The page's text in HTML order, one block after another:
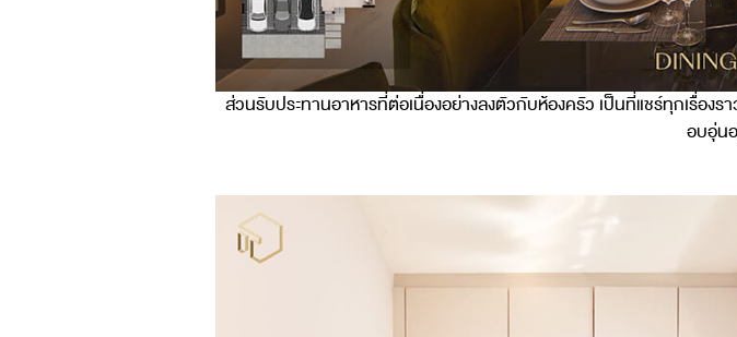
ส่วนรับประทานอาหารที่ต่อเนื่องอย่างลงตัวกับห้องครัว เป็นที่แชร์ทุกเรื่อ
อบอุ่น